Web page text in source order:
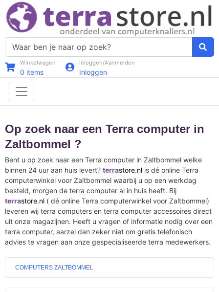
Winkelwagen
0 items
Inloggen/Aanmelden
Inloggen
Op zoek naar een Terra computer in
Zaltbommel ?
Bent u op zoek naar een Terra computer in Zaltbommel welke
binnen 24 uur aan huis levert? terrastore.nl is dé online Terra
computerwinkel voor Zaltbommel waarbij u op een werkdag
besteld, morgen de terra computer al in huis heeft. Bij
terrastore.nl ( dé online Terra computerwinkel voor Zaltbommel)
leveren wij terra computers en terra computer accessoires direct
uit onze magazijnen. Heeft u vragen of informatie nodig over een
terra computer, aarzel dan zeker niet om gratis telefonisch
advies te vragen aan onze gespecialiseerde terra medewerkers.
COMPUTERS ZALTBOMMEL